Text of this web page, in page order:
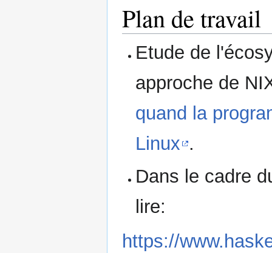
Plan de travail
Etude de
approche de
quand la
Linux .
Dans le cadre
lire:
https://